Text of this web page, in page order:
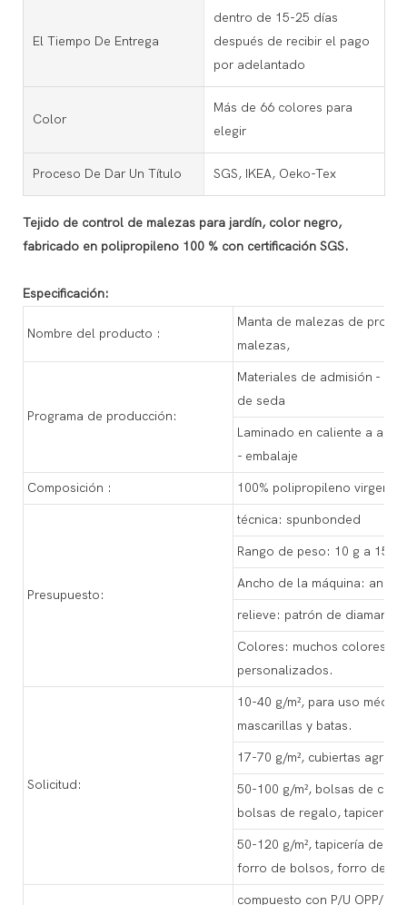
El Tiempo De Entrega
dentro de 15-25 días
después de recibir el pago
por adelantado
Color
Más de 66 colores para
elegir
Proceso De Dar Un Título SGS, IKEA, Oeko-Tex
Tejido de control de malezas para jardín, color negro,
fabricado en polipropileno 100 % con certificación SGS.
Especificación:
Nombre del producto :
Manta de malezas de
malezas,
Programa de producción:
Materiales de admisión -
de seda
Laminado en caliente a alta
- embalaje
Composición : 100% polipropileno virgen
Presupuesto:
técnica: spunbonded
Rango de peso: 10 g a 150
Ancho de la máquina:
relieve: patrón de diamante
Colores: muchos colores
personalizados.
Solicitud:
10-40 g/m², para uso
mascarillas y batas.
17-70 g/m², cubiertas
50-100 g/m², bolsas de
bolsas de regalo, tapicería
50-120 g/m², tapicería de
forro de bolsos, forro de
compuesto con P/U OPP/PE,